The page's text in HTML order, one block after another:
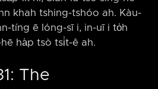
khah tshing-tshóo ah. Kàu-
tíng ē lóng-sī i, in-uī i to̍h
ha̍p tsò tsi̍t-ê ah.
The